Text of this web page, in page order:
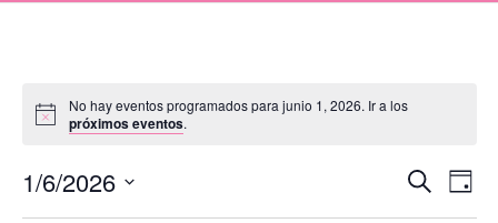
No hay eventos programados para junio 1, 2026. Ir a los
próximos eventos.
de
Buscar
de
Día
1/6/2026